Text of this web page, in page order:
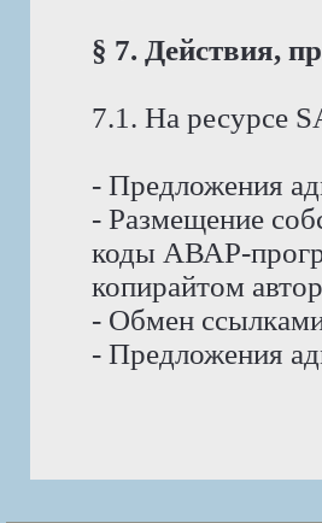
§ 7. Действия,
7.1. На ресурсе
- Предложения
- Размещение
коды АВАР-
копирайтом
- Обмен
- Предложения